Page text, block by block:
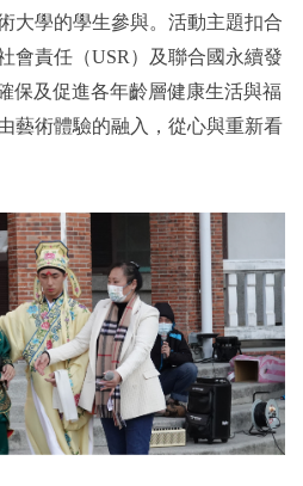
大學的學生參與。活動主題扣合
會責任（USR）及聯合國永續發
保及促進各年齡層健康生活與福
藝術體驗的融入，從心與重新看